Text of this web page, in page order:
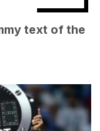
text of the